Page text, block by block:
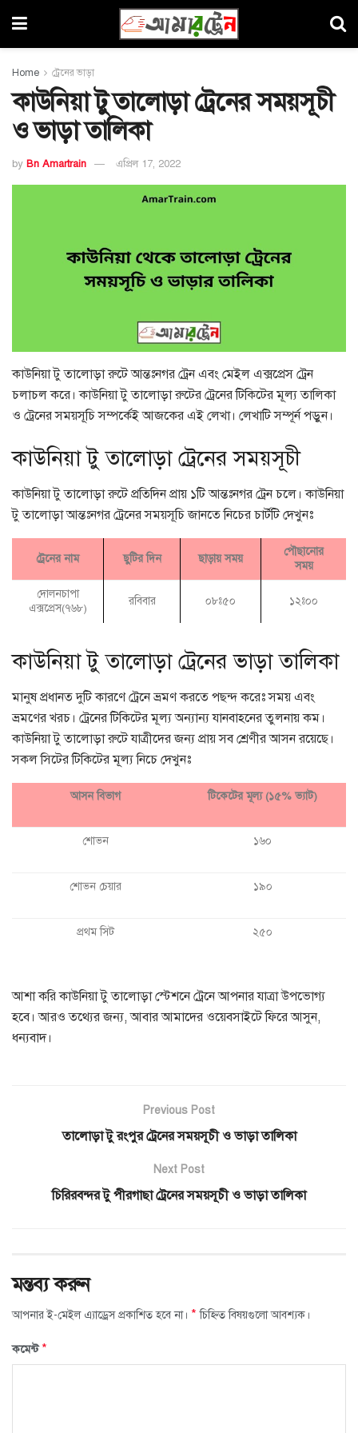
Home ট্রেনের ভাড়া
কাউনিয়া টু তালোড়া ট্রেনের সময়সূচী
ও ভাড়া তালিকা
by Bn Amartrain এপ্রিল 17, 2022
কাউনিয়া টু তালোড়া রুটে আন্তঃনগর ট্রেন এবং মেইল এক্সপ্রেস ট্রেন
চলাচল করে। কাউনিয়া টু তালোড়া রুটের ট্রেনের টিকিটের মূল্য তালিকা
ও ট্রেনের সময়সূচি সম্পর্কেই আজকের এই লেখা। লেখাটি সম্পূর্ন পড়ুন।
কাউনিয়া টু তালোড়া ট্রেনের সময়সূচী
কাউনিয়া টু তালোড়া রুটে প্রতিদিন প্রায় ১টি আন্তঃনগর ট্রেন চলে। কাউনিয়া
টু তালোড়া আন্তঃনগর ট্রেনের সময়সূচি জানতে নিচের চার্টটি দেখুনঃ
ট্রেনের নাম ছুটির দিন ছাড়ায় সময়
পৌছানোর
সময়
দোলনচাপা
এক্সপ্রেস(৭৬৮)
রবিবার ০৮ঃ৫০ ১২ঃ০০
কাউনিয়া টু তালোড়া ট্রেনের ভাড়া তালিকা
মানুষ প্রধানত দুটি কারণে ট্রেনে ভ্রমণ করতে পছন্দ করেঃ সময় এবং
ভ্রমণের খরচ। ট্রেনের টিকিটের মূল্য অন্যান্য যানবাহনের তুলনায় কম।
কাউনিয়া টু তালোড়া রুটে যাত্রীদের জন্য প্রায় সব শ্রেণীর আসন রয়েছে।
সকল সিটের টিকিটের মূল্য নিচে দেখুনঃ
আসন বিভাগ টিকেটের মূল্য (১৫% ভ্যাট)
শোভন ১৬০
শোভন চেয়ার ১৯০
প্রথম সিট ২৫০
আশা করি কাউনিয়া টু তালোড়া স্টেশনে ট্রেনে আপনার যাত্রা উপভোগ্য
হবে। আরও তথ্যের জন্য, আবার আমাদের ওয়েবসাইটে ফিরে আসুন,
ধন্যবাদ।
Previous Post
তালোড়া টু রংপুর ট্রেনের সময়সূচী ও ভাড়া তালিকা
Next Post
চিরিরবন্দর টু পীরগাছা ট্রেনের সময়সূচী ও ভাড়া তালিকা
মন্তব্য করুন
আপনার ই-মেইল এ্যাড্রেস প্রকাশিত হবে না। * চিহ্নিত বিষয়গুলো আবশ্যক।
কমেন্ট*